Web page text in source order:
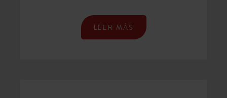
LEER MÁS